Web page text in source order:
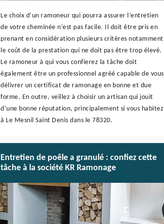
Le choix d’un ramoneur qui pourra assurer l’entretien
de votre cheminée n’est pas facile. Il doit être pris en
prenant en considération plusieurs critères notamment
le coût de la prestation qui ne doit pas être trop élevé.
Le ramoneur à qui vous confierez la tâche doit
également être un professionnel agréé capable de vous
délivrer un certificat de ramonage en bonne et due
forme. En outre, veillez à choisir un artisan qui jouit
d’une bonne réputation, principalement si vous habitez
à Le Mesnil Saint Denis dans le 78320.
Entretien de poêle a granulé : confiez cette
tâche à la société KR Ramonage